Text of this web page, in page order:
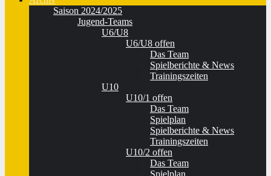
Saison 2024/2025
Jugend-Teams
U6/U8
U6/U8 offen
Das Team
Spielberichte & News
Trainingszeiten
U10
U10/1 offen
Das Team
Spielplan
Spielberichte & News
Trainingszeiten
U10/2 offen
Das Team
Spielplan